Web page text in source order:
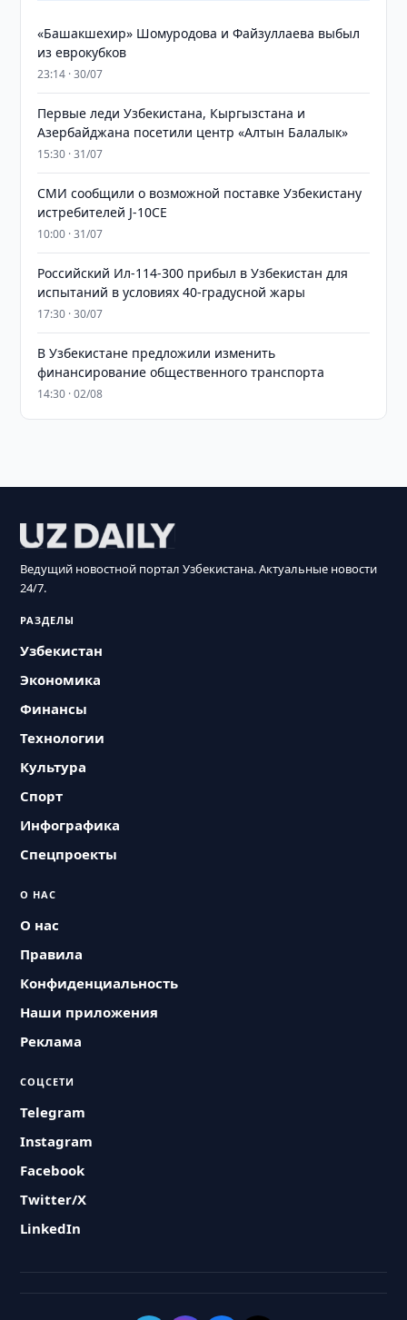
«Башакшехир» Шомуродова и Файзуллаева выбыл
из еврокубков
23:14 · 30/07
Первые леди Узбекистана, Кыргызстана и
Азербайджана посетили центр «Алтын Балалык»
15:30 · 31/07
СМИ сообщили о возможной поставке Узбекистану
истребителей J-10CE
10:00 · 31/07
Российский Ил-114-300 прибыл в Узбекистан для
испытаний в условиях 40-градусной жары
17:30 · 30/07
В Узбекистане предложили изменить
финансирование общественного транспорта
14:30 · 02/08
Ведущий новостной портал Узбекистана. Актуальные новости
24/7.
РАЗДЕЛЫ
Узбекистан
Экономика
Финансы
Технологии
Культура
Спорт
Инфографика
Спецпроекты
О НАС
О нас
Правила
Конфиденциальность
Наши приложения
Реклама
СОЦСЕТИ
Telegram
Instagram
Facebook
Twitter/X
LinkedIn